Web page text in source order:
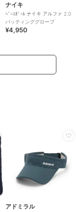
ナイキ
ﾍﾞｰｽﾎﾞｰﾙ ナイキ アルファ 2.0
バッティンググローブ
¥4,950
アドミラル